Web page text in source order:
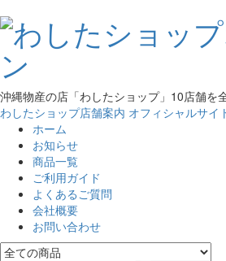
沖縄物産の店「わしたショップ」10店舗を
わしたショップ店舗案内 オフィシャルサイ
ホーム
お知らせ
商品一覧
ご利用ガイド
よくあるご質問
会社概要
お問い合わせ